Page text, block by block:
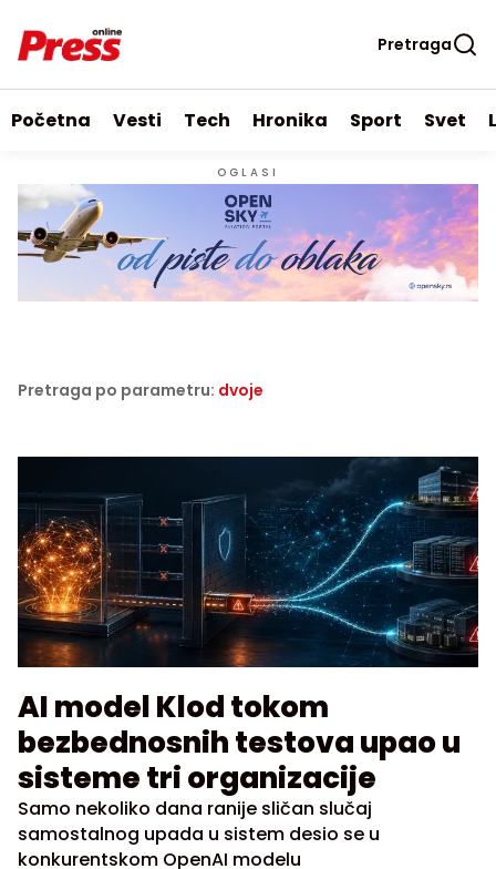
Pretraga
Početna Vesti Tech Hronika Sport Svet
OGLASI
Pretraga po parametru: dvoje
AI model Klod tokom
bezbednosnih testova upao u
sisteme tri organizacije
Samo nekoliko dana ranije sličan slučaj
samostalnog upada u sistem desio se u
konkurentskom OpenAI modelu